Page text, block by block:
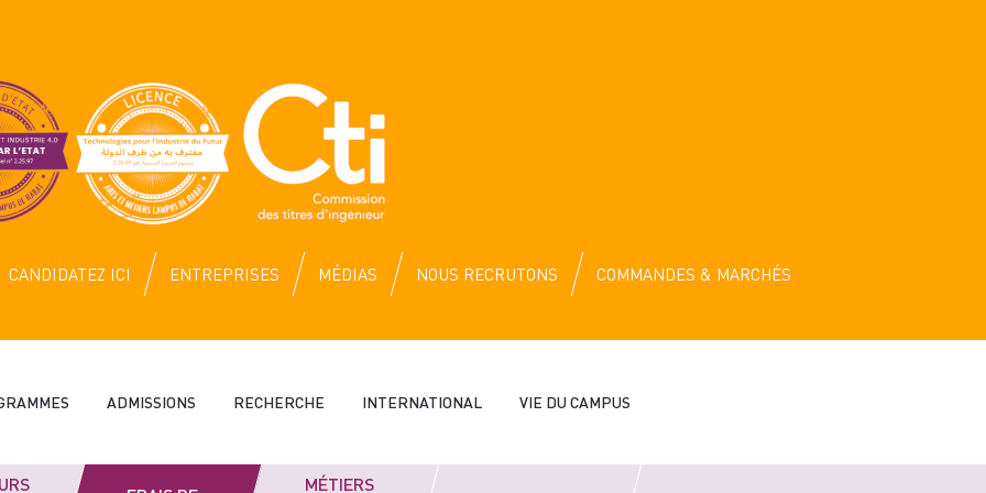
CANDIDATEZ ICI ENTREPRISES MÉDIAS NOUS RECRUTONS
COMMANDES & MARCHÉS
ADMISSIONS RECHERCHE INTERNATIONAL VIE DU CAMPUS
MÉTIERS